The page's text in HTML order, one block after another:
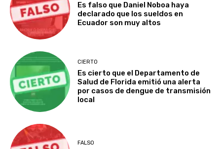
Es falso que Daniel Noboa haya
declarado que los sueldos en
Ecuador son muy altos
CIERTO
Es cierto que el Departamento de
Salud de Florida emitió una alerta
por casos de dengue de transmisión
local
FALSO